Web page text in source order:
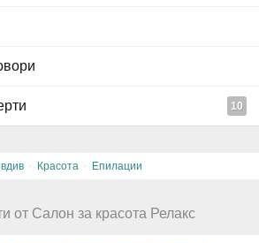
10
· Красота · Епилации
от Салон за красота Релакс